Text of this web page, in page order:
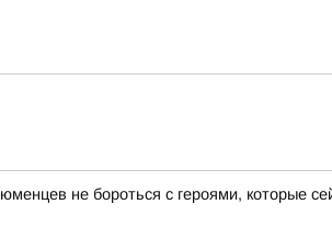
не бороться с героями, которые